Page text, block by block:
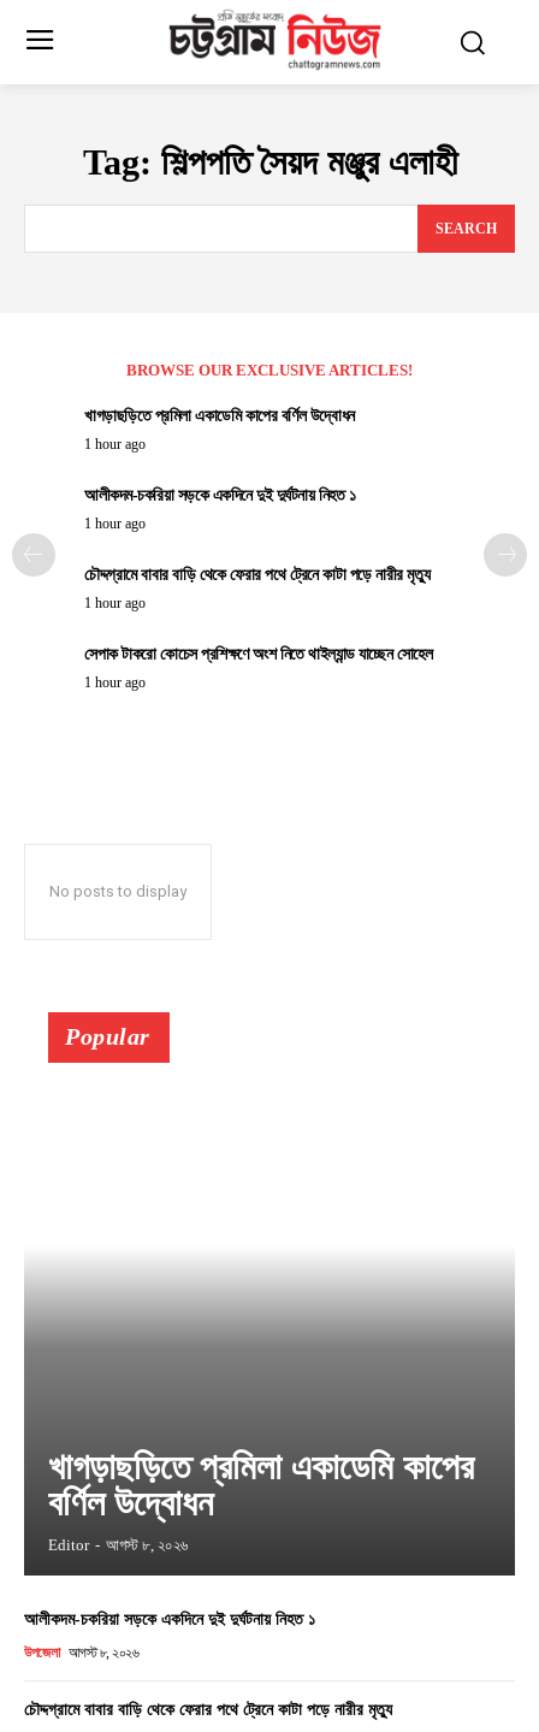
Tag: শিল্পপতি সৈয়দ মঞ্জুর এলাহী
SEARCH
BROWSE OUR EXCLUSIVE ARTICLES!
খাগড়াছড়িতে প্রমিলা একাডেমি কাপের বর্ণিল উদ্বোধন
1 hour ago
আলীকদম-চকরিয়া সড়কে একদিনে দুই দুর্ঘটনায় নিহত ১
1 hour ago
চৌদ্দগ্রামে বাবার বাড়ি থেকে ফেরার পথে ট্রেনে কাটা পড়ে নারীর মৃত্যু
1 hour ago
সেপাক টাকরো কোচেস প্রশিক্ষণে অংশ নিতে থাইল্যান্ড যাচ্ছেন সোহেল
1 hour ago
No posts to display
Popular
খাগড়াছড়িতে প্রমিলা একাডেমি কাপের
বর্ণিল উদ্বোধন
Editor - আগস্ট ৮, ২০২৬
আলীকদম-চকরিয়া সড়কে একদিনে দুই দুর্ঘটনায় নিহত ১
উপজেলা আগস্ট ৮, ২০২৬
চৌদ্দগ্রামে বাবার বাড়ি থেকে ফেরার পথে ট্রেনে কাটা পড়ে নারীর মৃত্যু